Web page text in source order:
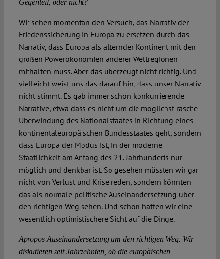
Gegenteil, oder nicht?
Wir sehen momentan den Versuch, das Narrativ der
Friedenssicherung in Europa zu ersetzen durch das
Narrativ, dass Europa als alternder Kontinent mit den
großen Powerökonomien anderer Weltregionen
mithalten muss. Aber das überzeugt nicht richtig. Und
vielleicht weist uns das darauf hin, dass unser Narrativ
nicht stimmt. Es gab immer schon konkurrierende
Narrative, etwa dass es nicht um die möglichst rasche
Überwindung des Nationalstaates in Richtung eines
kontinentaleuropäischen Bundesstaates geht, sondern
dass Europa der Modus ist, in der moderne
Staatlichkeit am Anfang des 21. Jahrhunderts nur
möglich und denkbar ist. So gesehen müssten wir gar
nicht von Verlust und Krise reden, sondern könnten
das als normale politische Auseinandersetzung über
den richtigen Weg sehen. Und schon hätten wir eine
wesentlich optimistischere Sicht auf die Dinge.
Apropos Auseinandersetzung um den richtigen Weg. Wir
diskutieren seit Jahrzehnten, ob die europäischen